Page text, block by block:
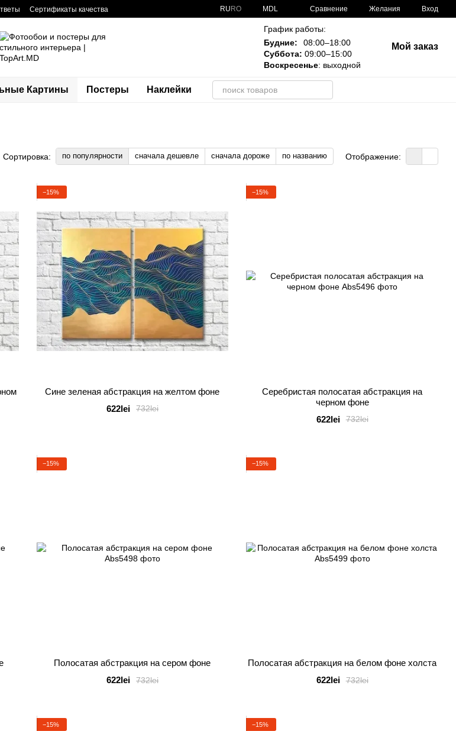
Сертификаты качества
RU RO MDL Сравнение Желания Вход
График работы:
Будние:
08:00–18:00
Суббота: 09:00–15:00
Воскресенье: выходной
Мой заказ
Картины Постеры Наклейки
Сортировка: по популярности сначала дешевле сначала дороже по названию Отображение:
−15%
Сине зеленая абстракция на желтом фоне
732lei
622lei
−15%
Серебристая полосатая абстракция на
черном фоне
732lei
622lei
−15%
Полосатая абстракция на сером фоне
732lei
622lei
−15%
Полосатая абстракция на белом фоне холста
732lei
622lei
−15% −15%